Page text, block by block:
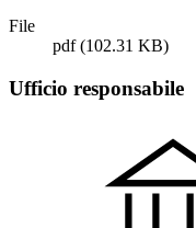
File
pdf(102.31 KB)
Ufficio responsabile